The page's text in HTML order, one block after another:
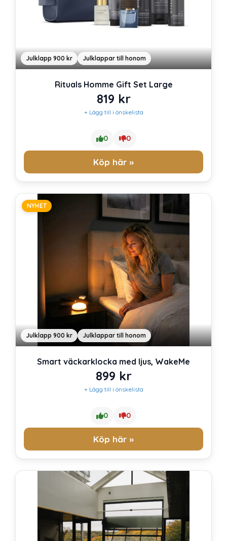
Julklapp 900 kr Julklappar till honom
Rituals Homme Gift Set Large
819 kr
+ Lägg till i önskelista
0 0
Köp här »
NYHET
Julklapp 900 kr Julklappar till honom
Smart väckarklocka med ljus, WakeMe
899 kr
+ Lägg till i önskelista
0 0
Köp här »